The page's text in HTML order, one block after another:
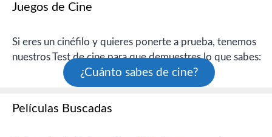
Juegos de Cine
Si eres un cinéfilo y quieres ponerte a prueba, tenemos
nuestros Test de cine para que demuestres lo que sabes:
¿Cuánto sabes de cine?
Películas Buscadas